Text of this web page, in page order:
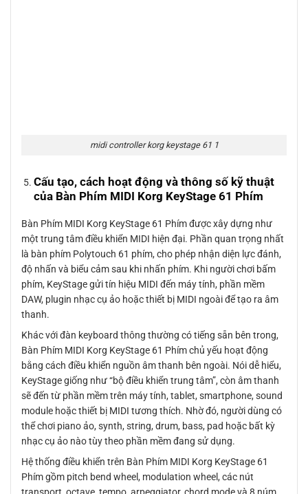
midi controller korg keystage 61 1
Cấu tạo, cách hoạt động và thông số kỹ thuật
của Bàn Phím MIDI Korg KeyStage 61 Phím
Bàn Phím MIDI Korg KeyStage 61 Phím được xây dựng như
một trung tâm điều khiển MIDI hiện đại. Phần quan trọng nhất
là bàn phím Polytouch 61 phím, cho phép nhận diện lực đánh,
độ nhấn và biểu cảm sau khi nhấn phím. Khi người chơi bấm
phím, KeyStage gửi tín hiệu MIDI đến máy tính, phần mềm
DAW, plugin nhạc cụ ảo hoặc thiết bị MIDI ngoài để tạo ra âm
thanh.
Khác với đàn keyboard thông thường có tiếng sẵn bên trong,
Bàn Phím MIDI Korg KeyStage 61 Phím chủ yếu hoạt động
bằng cách điều khiển nguồn âm thanh bên ngoài. Nói dễ hiểu,
KeyStage giống như “bộ điều khiển trung tâm”, còn âm thanh
sẽ đến từ phần mềm trên máy tính, tablet, smartphone, sound
module hoặc thiết bị MIDI tương thích. Nhờ đó, người dùng có
thể chơi piano ảo, synth, string, drum, bass, pad hoặc bất kỳ
nhạc cụ ảo nào tùy theo phần mềm đang sử dụng.
Hệ thống điều khiển trên Bàn Phím MIDI Korg KeyStage 61
Phím gồm pitch bend wheel, modulation wheel, các nút